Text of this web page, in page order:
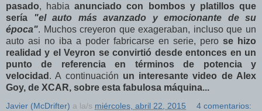
pasado, habiaanunciado con bombos y platillos que
sería "el auto más avanzado y emocionante de su
época". Muchos creyeron que exageraban, incluso que un
auto asi no iba a poder fabricarse en serie, pero se hizo
realidad y el Veyron se convirtió desde entonces en un
punto de referencia en términos de potencia y
velocidad . A continuación un interesante video de Alex
Goy, de XCAR, sobre esta fabulosa máquina...
Javier (McDrifter) a la/s miércoles, abril 22, 2015 4 comentarios: